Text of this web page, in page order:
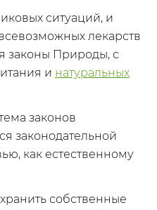
ситуаций, и
лекарств
законы Природы, с
и натуральных
законов
законодательной
как естественному
собственные